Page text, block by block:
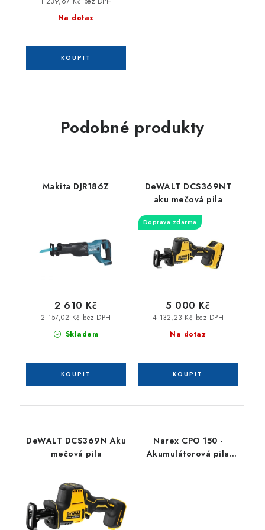
Na dotaz
Podobné produkty
Makita DJR186Z
Skladem
2 157,02 Kč bez DPH
2 610 Kč
DeWALT DCS369NT
aku mečová pila
Doprava zdarma
Na dotaz
4 132,23 Kč bez DPH
5 000 Kč
DeWALT DCS369N Aku
mečová pila
Narex CPO 150 -
Akumulátorová pila